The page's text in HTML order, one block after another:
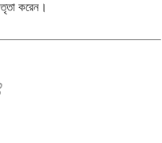
করেন।